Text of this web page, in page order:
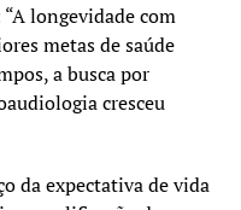
longevidade com
metas de saúde
a busca por
cresceu
da expectativa de vida